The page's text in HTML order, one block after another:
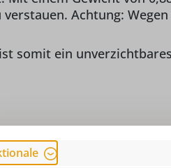
Achtung:
somit ein